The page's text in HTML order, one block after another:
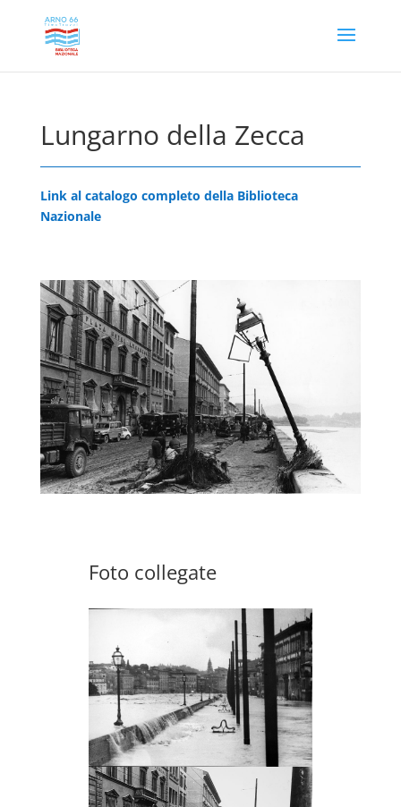
Lungarno della Zecca
Link al catalogo completo della Biblioteca
Nazionale
Foto collegate